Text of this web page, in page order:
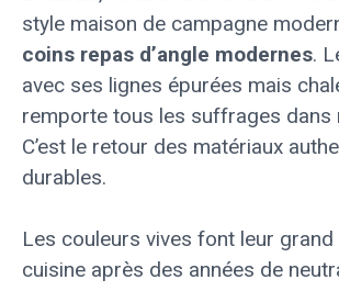
style maison de campagne
coins repas d’angle modernes.
avec ses lignes épurées mais
remporte tous les suffrages dans
C’est le retour des matériaux
durables.
Les couleurs vives font leur
cuisine après des années de